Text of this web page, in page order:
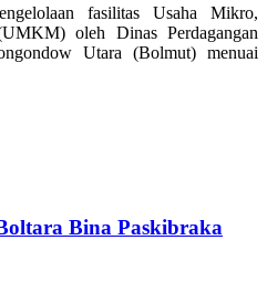
fasilitas Usaha Mikro,
oleh Dinas Perdagangan
Utara (Bolmut) menuai
Bina Paskibraka